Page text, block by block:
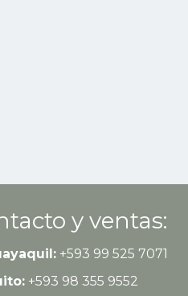
y ventas:
+593 99 525 7071
+593 98 355 9552